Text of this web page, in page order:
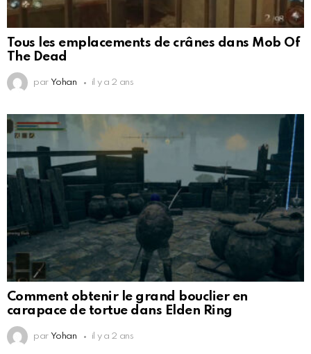
Tous les emplacements de crânes dans Mob Of
The Dead
par Yohan il y a 2 ans
Comment obtenir le grand bouclier en
carapace de tortue dans Elden Ring
par Yohan il y a 2 ans